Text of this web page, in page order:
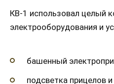
КВ-1 использовал целый
электрооборудования и
башенный
подсветка прицелов